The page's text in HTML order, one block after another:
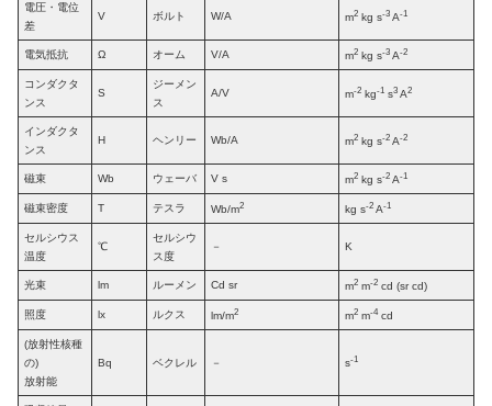
電圧・電位
差
V ボルト W/A m2kg s-3A-1
電気抵抗 Ω オーム V/A m2kg s-3A-2
コンダクタ
ンス
S
ジーメン
ス
A/V m-2kg-1s3A2
インダクタ
ンス
H ヘンリー Wb/A m2kg s-2A-2
磁束 Wb ウェーバ V s m2kg s-2A-1
磁束密度 T テスラ Wb/m2 kg s-2A-1
セルシウス
温度
℃
セルシウ
ス度
－ K
光束 lm ルーメン Cd sr m2m-2cd (sr cd)
照度 lx ルクス lm/m2 m2m-4cd
(放射性核種
の)
放射能
Bq ベクレル － s-1